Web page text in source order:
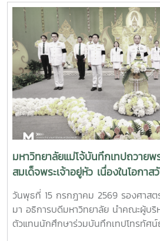
รางวัล OSSA Awards 2026 มีความ
จัดขึ้นในวาระเฉลิมฉลอง ครบรอบ 60
องค์กรระดับภูมิภาคภายใต้ the
of Education (SEAMEO) และมีบทบ
ศักยภาพบุคลากร ส่งเสริมการศึกษาแ
เครือข่ายความร่วมมือเพื่อการพัฒนาก
ภูมิภาคเอเชียตะวันออกเฉียงใต้มาอย่าง
DAAD–SEARCA สู่ผู้นำมหาวิทยาลัยด้
ศาสตราจารย์ ดร.วีระพล ทองมา เป็น
of the Philippines Los Baños
โดยได้รับทุนการศึกษาระดับปริญญาเอก
Academic Exchange Service
Scholarship และสำเร็จการศึกษาระดั
(Ph.D.) in Extension Education จ
Philippines Los Baños ในปี ค.ศ.
วิชาการและการสร้างเครือข่ายความร่วม
สำคัญของชาติไทย เพื่อเฉลิมพระเกียร
พระเจ้าอยู่หัว เนื่องในโอกาสวันเฉลิมพ
กรกฎาคม 2569 พร้อมทั้งสนับสนุนโครง
ป่า รักษ์โลก เพิ่มพื้นที่สีเขียวสู่ชุมชน” แ
ประชาชนที่มาใช้บริการ
มหาวิทยาลัยแม่โจ้บันทึกเทปถวาย
สมเด็จพระเจ้าอยู่หัว เนื่องในโอกาส
พระชนมพรรษา 28 กรกฎาคม 2569
วันพุธที่ 15 กรกฎาคม 2569 รองศาสต
มา อธิการบดีมหาวิทยาลัย นำคณะผู้บริ
ตัวแทนนักศึกษาร่วมบันทึกเทปโทรทัศ